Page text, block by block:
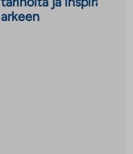
arkeen